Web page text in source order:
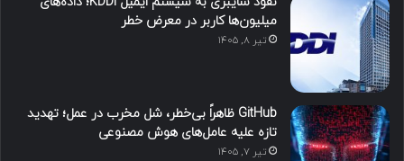
میلیون‌ها کاربر در معرض خطر
تیر ۸, ۱۴۰۵
GitHub ظاهراً بی‌خطر، شل مخرب در عمل؛ تهدید
تازه علیه عامل‌های هوش مصنوعی
تیر ۷, ۱۴۰۵